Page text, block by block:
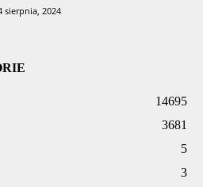
sierpnia, 2024
14695
3681
5
3